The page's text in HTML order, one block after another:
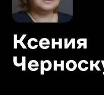
Ксения